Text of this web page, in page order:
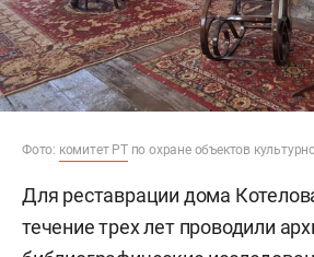
Фото: комитет РТпо охране объектов
Для реставрации дома
течение трех лет проводили